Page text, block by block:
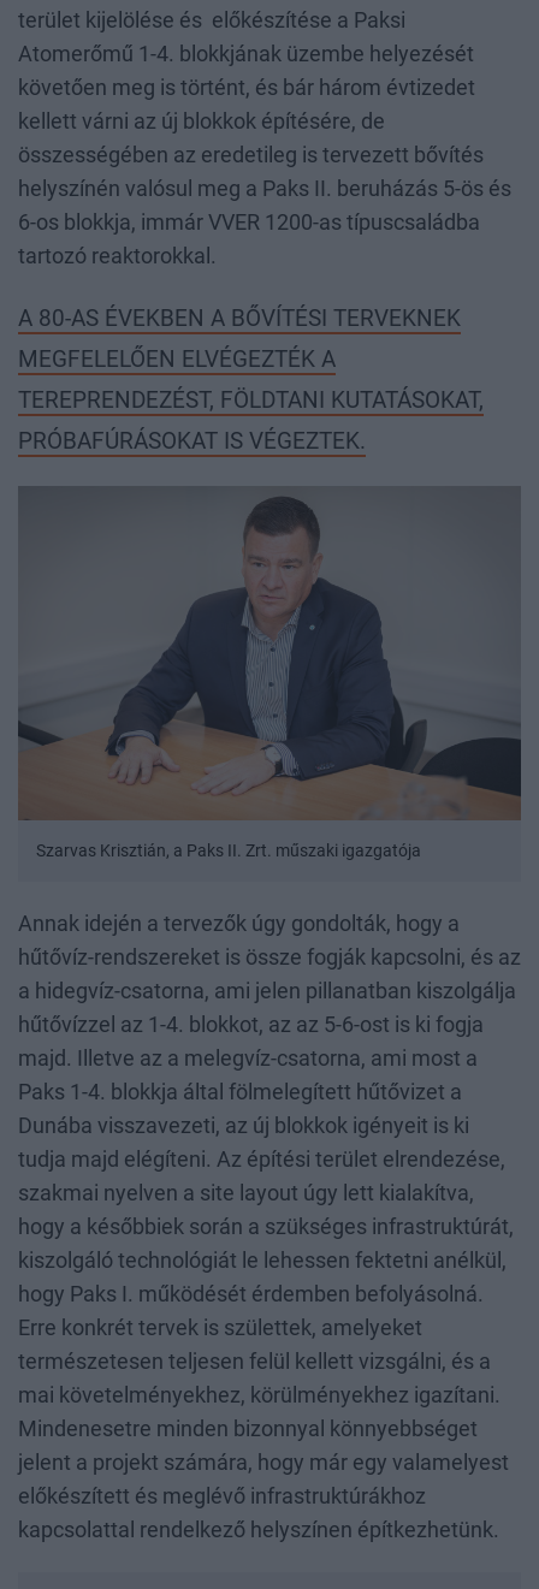
terület kijelölése és előkészítése a Paksi
Atomerőmű 1-4. blokkjának üzembe helyezését
követően meg is történt, és bár három évtizedet
kellett várni az új blokkok építésére, de
összességében az eredetileg is tervezett bővítés
helyszínén valósul meg a Paks II. beruházás 5-ös és
6-os blokkja, immár VVER 1200-as típuscsaládba
tartozó reaktorokkal.
A 80-AS ÉVEKBEN A BŐVÍTÉSI TERVEKNEK
MEGFELELŐEN ELVÉGEZTÉK A
TEREPRENDEZÉST, FÖLDTANI KUTATÁSOKAT,
PRÓBAFÚRÁSOKAT IS VÉGEZTEK.
Szarvas Krisztián, a Paks II. Zrt. műszaki igazgatója
Annak idején a tervezők úgy gondolták, hogy a
hűtővíz-rendszereket is össze fogják kapcsolni, és az
a hidegvíz-csatorna, ami jelen pillanatban kiszolgálja
hűtővízzel az 1-4. blokkot, az az 5-6-ost is ki fogja
majd. Illetve az a melegvíz-csatorna, ami most a
Paks 1-4. blokkja által fölmelegített hűtővizet a
Dunába visszavezeti, az új blokkok igényeit is ki
tudja majd elégíteni. Az építési terület elrendezése,
szakmai nyelven a site layout úgy lett kialakítva,
hogy a későbbiek során a szükséges infrastruktúrát,
kiszolgáló technológiát le lehessen fektetni anélkül,
hogy Paks I. működését érdemben befolyásolná.
Erre konkrét tervek is születtek, amelyeket
természetesen teljesen felül kellett vizsgálni, és a
mai követelményekhez, körülményekhez igazítani.
Mindenesetre minden bizonnyal könnyebbséget
jelent a projekt számára, hogy már egy valamelyest
előkészített és meglévő infrastruktúrákhoz
kapcsolattal rendelkező helyszínen építkezhetünk.